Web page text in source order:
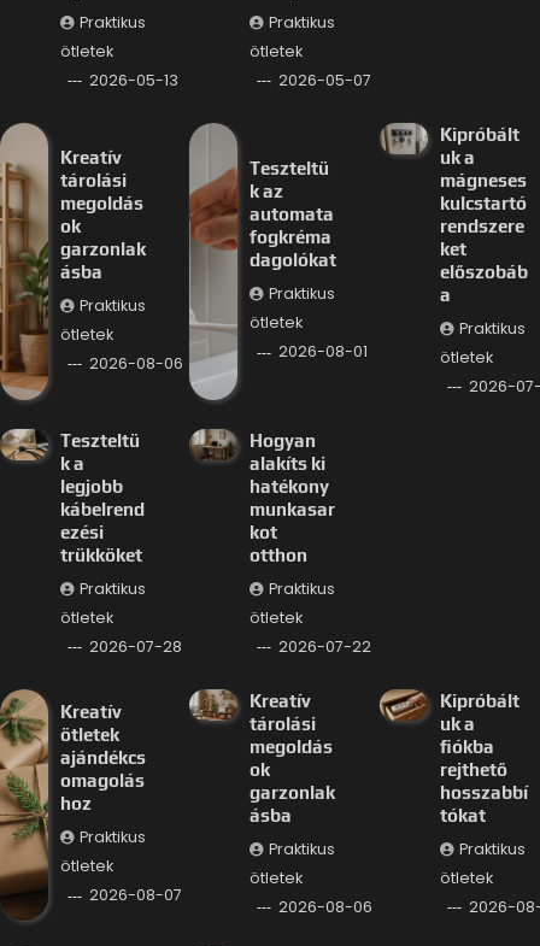
Praktikus
ötletek
2026-05-13
Praktikus
ötletek
2026-05-07
Kreatív
tárolási
megoldás
ok
garzonlak
ásba
Praktikus
ötletek
2026-08-06
Teszteltü
k az
automata
fogkréma
dagolókat
Praktikus
ötletek
2026-08-01
Kipróbált
uk a
mágneses
kulcstartó
rendszere
ket
előszobáb
a
Praktikus
ötletek
2026-
Teszteltü
k a
legjobb
kábelrend
ezési
trükköket
Praktikus
ötletek
2026-07-28
Hogyan
alakíts ki
hatékony
munkasar
kot
otthon
Praktikus
ötletek
2026-07-22
Kreatív
ötletek
ajándékcs
omagolás
hoz
Praktikus
ötletek
2026-08-07
Kreatív
tárolási
megoldás
ok
garzonlak
ásba
Praktikus
ötletek
2026-08-06
Kipróbált
uk a
fiókba
rejthető
hosszabbí
tókat
Praktikus
ötletek
2026-